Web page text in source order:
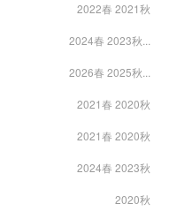
2022春 2021秋
2024春 2023秋...
2026春 2025秋...
2021春 2020秋
2021春 2020秋
2024春 2023秋
2020秋